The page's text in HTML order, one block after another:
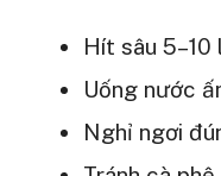
Hít sâu 5–10
Uống nước
Nghỉ ngơi